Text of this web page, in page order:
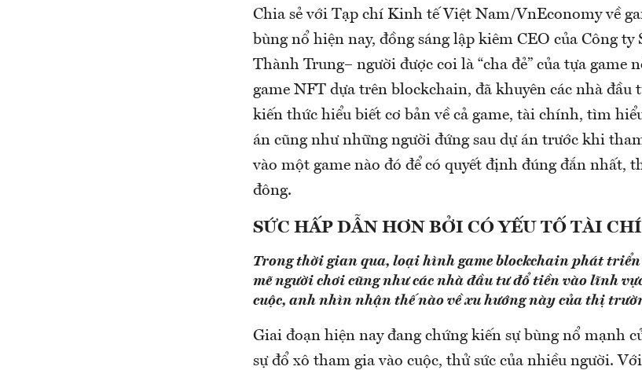
Chia sẻ với Tạp chí Kinh tế Việt Nam/VnEconomy về
bùng nổ hiện nay, đồng sáng lập kiêm CEO của Công ty
Thành Trung– người được coi là “cha đẻ” của tựa
game NFT dựa trên blockchain, đã khuyên các nhà đầu
kiến thức hiểu biết cơ bản về cả game, tài chính, tìm
án cũng như những người đứng sau dự án trước khi
vào một game nào đó để có quyết định đúng đắn nhất,
đông.
SỨC HẤP DẪN HƠN BỞI CÓ YẾU TỐ TÀI
Trong thời gian qua, loại hình game blockchain phát
mẽ người chơi cũng như các nhà đầu tư đổ tiền vào lĩnh
cuộc, anh nhìn nhận thế nào về xu hướng này của thị
Giai đoạn hiện nay đang chứng kiến sự bùng nổ mạnh
sự đổ xô tham gia vào cuộc, thử sức của nhiều người.